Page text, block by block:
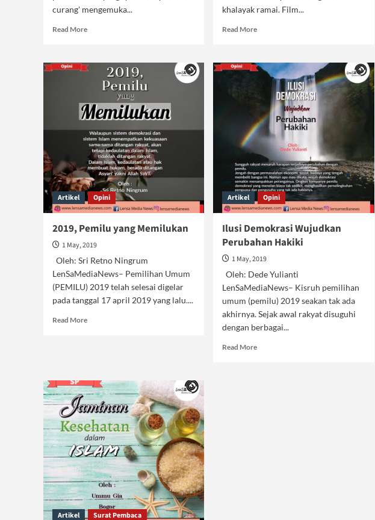
curang' mengemuka...
Read MoreRead
Menyibak
Tabir
Hipokrisi
Demokrasi
khalayak ramai. Film...
Read MoreRead
Sexy
Killers
Gurita
Kapitalisme
yang
Mematikan
Artikel Opini
2019, Pemilu yang Memilukan
1 May, 2019
Oleh: Sri Retno Ningrum
LenSaMediaNews– Pemilihan Umum
(PEMILU) 2019 telah selesai digelar
pada tanggal 17 april 2019 yang lalu....
Read MoreRead
Memilukan
Artikel Opini
Ilusi Demokrasi Wujudkan
Perubahan Hakiki
1 May, 2019
Oleh: Dede Yulianti
LenSaMediaNews– Kisruh pemilihan
umum (pemilu) 2019 seakan tak ada
akhirnya. Sejak awal rakyat disuguhi
dengan berbagai...
Read MoreRead
Artikel Surat Pembaca